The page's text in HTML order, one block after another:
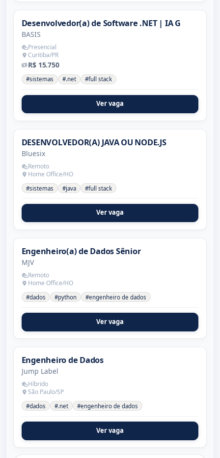
Desenvolvedor(a) de Software .NET | IA G
BASIS
Presencial
Curitiba/PR
R$ 15.750
#sistemas #.net #full stack
Ver vaga
DESENVOLVEDOR(A) JAVA OU NODE.JS
Bluesix
Remoto
Home Office/HO
#sistemas #java #full stack
Ver vaga
Engenheiro(a) de Dados Sênior
MJV
Remoto
Home Office/HO
#dados #python #engenheiro de dados
Ver vaga
Engenheiro de Dados
Jump Label
Híbrido
São Paulo/SP
#dados #.net #engenheiro de dados
Ver vaga